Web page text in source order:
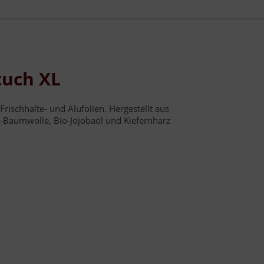
XL
und Alufolien. Hergestellt aus
Bio-Jojobaöl und Kiefernharz